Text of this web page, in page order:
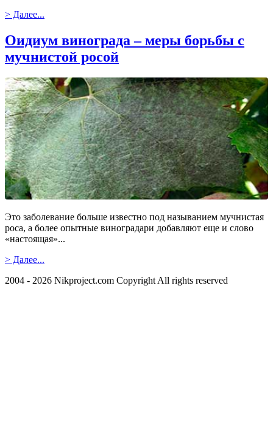
> Далее...
Оидиум винограда – меры борьбы c
мучнистой росой
Это заболевание больше известно под называнием мучнистая
роса, а более опытные виноградари добавляют еще и слово
«настоящая»...
> Далее...
2004 - 2026 Nikproject.com Copyright All rights reserved